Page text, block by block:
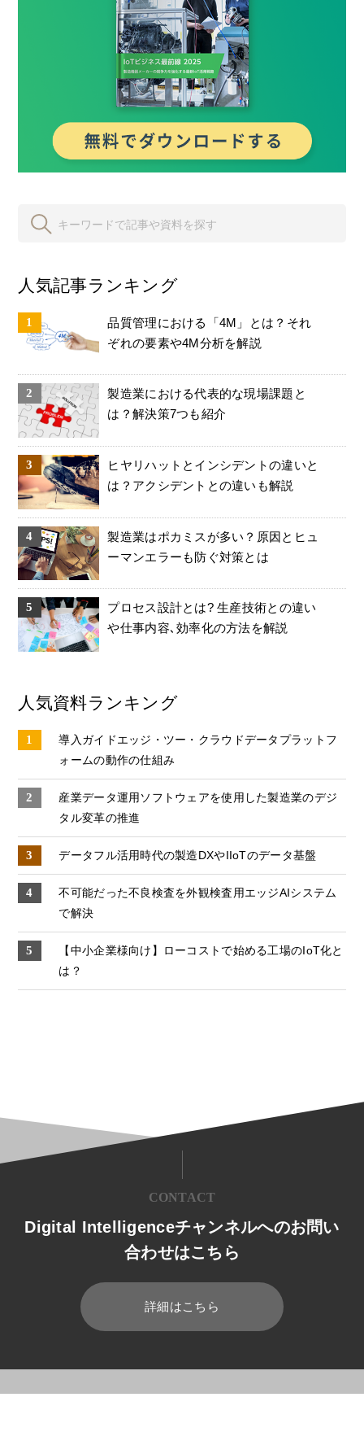
人気記事ランキング
品質管理における「4M」とは？それ
ぞれの要素や4M分析を解説
製造業における代表的な現場課題と
は？解決策7つも紹介
ヒヤリハットとインシデントの違いと
は？アクシデントとの違いも解説
製造業はポカミスが多い？原因とヒュ
ーマンエラーも防ぐ対策とは
プロセス設計とは? 生産技術との違い
や仕事内容､効率化の方法を解説
人気資料ランキング
導入ガイドエッジ・ツー・クラウドデータプラットフ
ォームの動作の仕組み
産業データ運⽤ソフトウェアを使⽤した製造業のデジ
タル変⾰の推進
データフル活用時代の製造DXやIIoTのデータ基盤
不可能だった不良検査を外観検査用エッジAIシステム
で解決
【中小企業様向け】ローコストで始める工場のIoT化と
は？
CONTACT
Digital Intelligenceチャンネルへのお問い
合わせはこちら
詳細はこちら